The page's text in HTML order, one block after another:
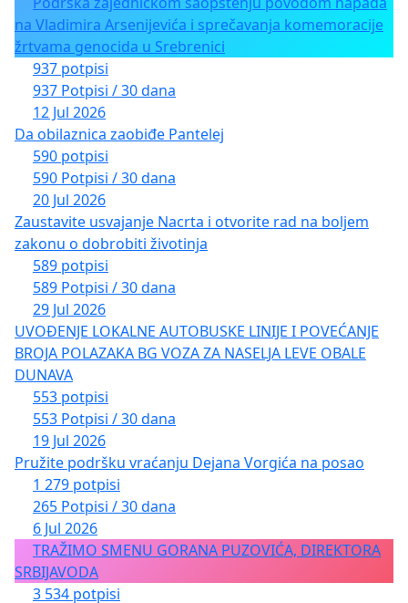
na Vladimira Arsenijevića i sprečavanja komemoracije
žrtvama genocida u Srebrenici
937 potpisi
937 Potpisi / 30 dana
12 Jul 2026
Da obilaznica zaobiđe Pantelej
590 potpisi
590 Potpisi / 30 dana
20 Jul 2026
Zaustavite usvajanje Nacrta i otvorite rad na boljem
zakonu o dobrobiti životinja
589 potpisi
589 Potpisi / 30 dana
29 Jul 2026
UVOĐENJE LOKALNE AUTOBUSKE LINIJE I POVEĆANJE
BROJA POLAZAKA BG VOZA ZA NASELJA LEVE OBALE
DUNAVA
553 potpisi
553 Potpisi / 30 dana
19 Jul 2026
Pružite podršku vraćanju Dejana Vorgića na posao
1 279 potpisi
265 Potpisi / 30 dana
6 Jul 2026
TRAŽIMO SMENU GORANA PUZOVIĆA, DIREKTORA
SRBIJAVODA
3 534 potpisi